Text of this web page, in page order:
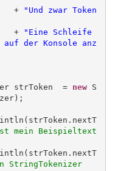
				+
"Und zwar Token
				+
"Eine Schleife
der Konsole anz
strToken  =
new S
mein Beispieltext
StringTokenizer